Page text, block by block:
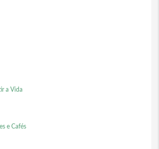
a Vida
e Cafés